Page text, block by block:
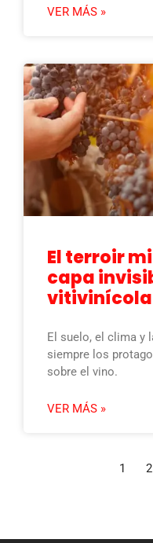
VER MÁS »
El terroir
capa
vitivinícola
El suelo, el clima y
siempre los
sobre el vino.
VER MÁS »
1 2